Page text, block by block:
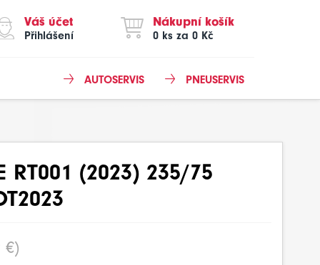
Váš účet
Přihlášení
Nákupní košík
0 ks za 0 Kč
PNEUSERVIS
AUTOSERVIS
RT001 (2023) 235/75
€)